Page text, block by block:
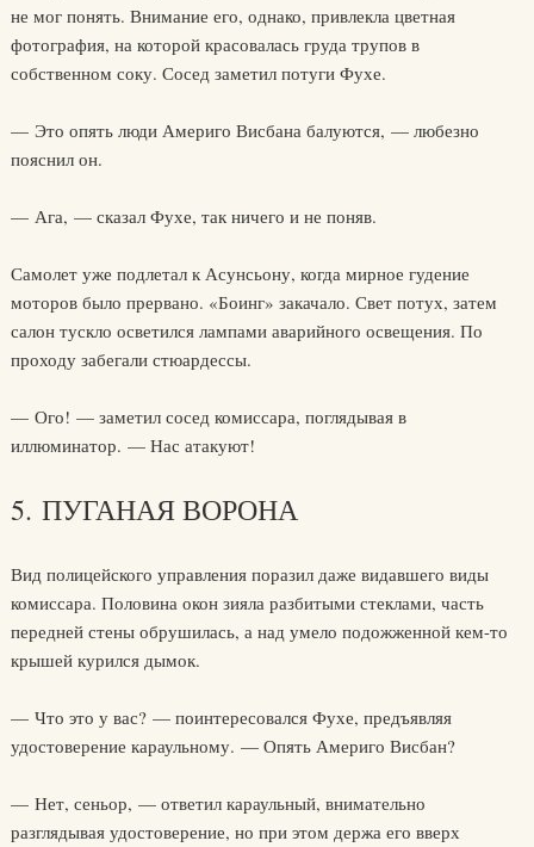
не мог понять. Внимание его, однако, привлекла цветная
фотография, на которой красовалась груда трупов в
собственном соку. Сосед заметил потуги Фухе.
— Это опять люди Америго Висбана балуются, — любезно
пояснил он.
— Ага, — сказал Фухе, так ничего и не поняв.
Самолет уже подлетал к Асунсьону, когда мирное гудение
моторов было прервано. «Боинг» закачало. Свет потух, затем
салон тускло осветился лампами аварийного освещения. По
проходу забегали стюардессы.
— Ого! — заметил сосед комиссара, поглядывая в
иллюминатор. — Нас атакуют!
5. ПУГАНАЯ ВОРОНА
Вид полицейского управления поразил даже видавшего виды
комиссара. Половина окон зияла разбитыми стеклами, часть
передней стены обрушилась, а над умело подожженной кем-то
крышей курился дымок.
— Что это у вас? — поинтересовался Фухе, предъявляя
удостоверение караульному. — Опять Америго Висбан?
— Нет, сеньор, — ответил караульный, внимательно
разглядывая удостоверение, но при этом держа его вверх